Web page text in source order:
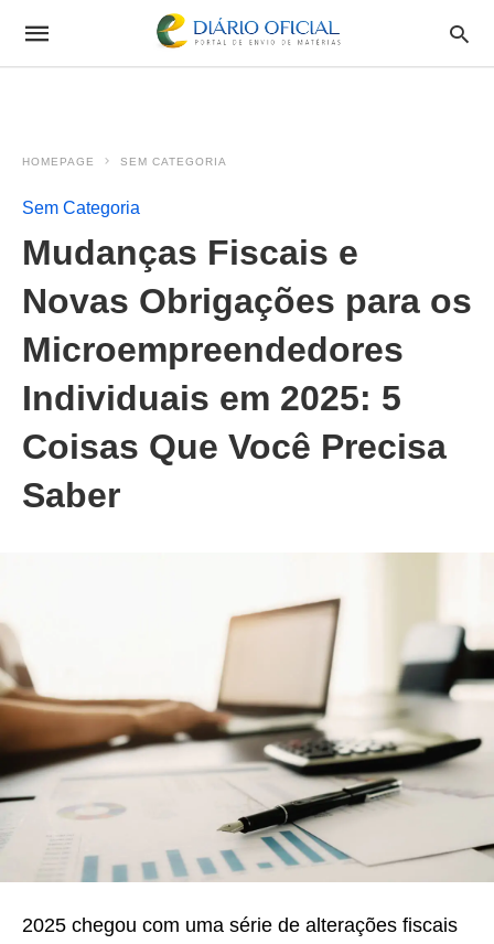
HOMEPAGE SEM CATEGORIA
Sem Categoria
Mudanças Fiscais e
Novas Obrigações para os
Microempreendedores
Individuais em 2025: 5
Coisas Que Você Precisa
Saber
2025 chegou com uma série de alterações fiscais